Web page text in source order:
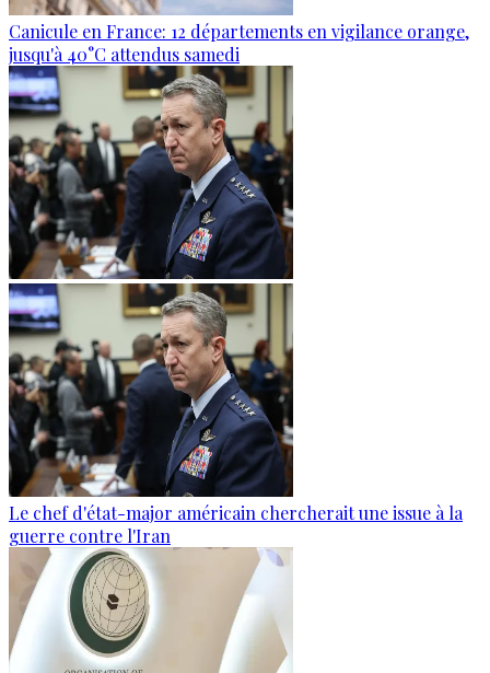
Canicule en France: 12 départements en vigilance orange,
jusqu'à 40°C attendus samedi
Le chef d'état-major américain chercherait une issue à la
guerre contre l'Iran